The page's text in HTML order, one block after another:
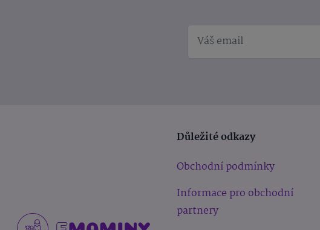
Důležité odkazy
Obchodní podmínky
Informace pro obchodní
partnery